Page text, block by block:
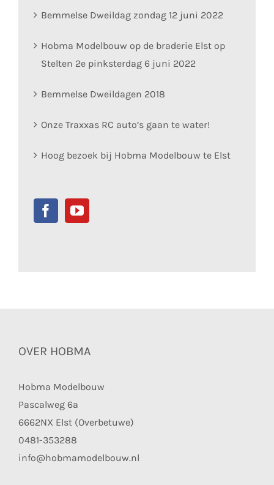
Bemmelse Dweildag zondag 12 juni 2022
Hobma Modelbouw op de braderie Elst op
Stelten 2e pinksterdag 6 juni 2022
Bemmelse Dweildagen 2018
Onze Traxxas RC auto’s gaan te water!
Hoog bezoek bij Hobma Modelbouw te Elst
OVER HOBMA
Hobma Modelbouw
Pascalweg 6a
6662NX Elst (Overbetuwe)
0481-353288
info@hobmamodelbouw.nl